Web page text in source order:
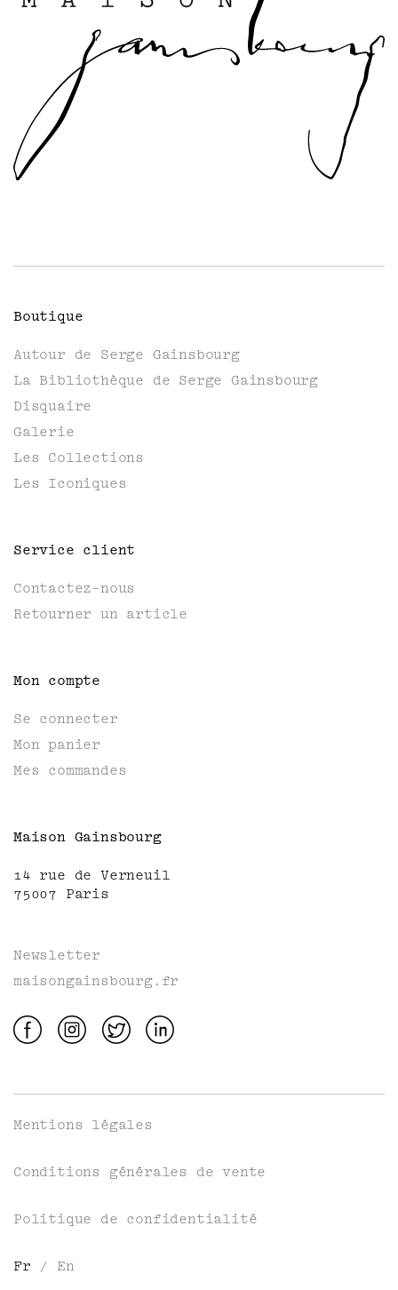
Boutique
Autour de Serge Gainsbourg
La Bibliothèque de Serge Gainsbourg
Disquaire
Galerie
Les Collections
Les Iconiques
Service client
Contactez-nous
Retourner un article
Mon compte
Se connecter
Mon panier
Mes commandes
Maison Gainsbourg
14 rue de Verneuil
75007 Paris
Newsletter
maisongainsbourg.fr
Mentions légales
Conditions générales de vente
Politique de confidentialité
Fr / En